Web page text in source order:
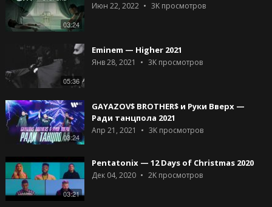
03:24
Июн 22, 2022 3Kпросмотров
05:36
Eminem — Higher 2021
Янв 28, 2021 3Kпросмотров
03:24
GAYAZOV$ BROTHER$ и Руки Вверх —
Ради танцпола 2021
Апр 21, 2021 3Kпросмотров
03:21
Pentatonix — 12 Days of Christmas 2020
Дек 04, 2020 2Kпросмотров